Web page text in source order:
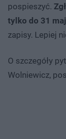
pospieszyć.
tylko do 31
zapisy. Lepiej
O szczegóły
Wolniewicz,